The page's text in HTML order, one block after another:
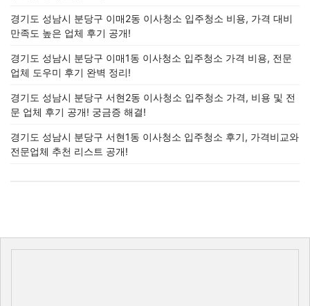
경기도 성남시 분당구 이매2동 이사청소 입주청소 비용, 가격 대비
만족도 높은 업체 후기 공개!
경기도 성남시 분당구 이매1동 이사청소 입주청소 가격 비용, 전문
업체 도우미 후기 완벽 정리!
경기도 성남시 분당구 서현2동 이사청소 입주청소 가격, 비용 및 전
문 업체 후기 공개! 궁금증 해결!
경기도 성남시 분당구 서현1동 이사청소 입주청소 후기, 가격비교와
전문업체 추천 리스트 공개!